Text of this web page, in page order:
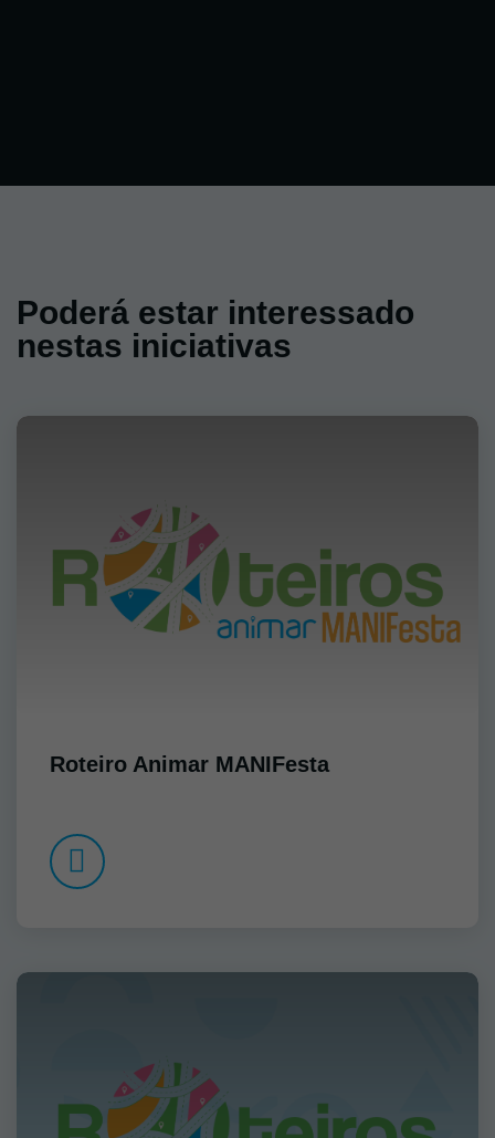
Poderá estar interessado
nestas iniciativas
Roteiro Animar MANIFesta